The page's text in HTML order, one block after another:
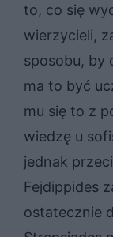
to, co się
wierzycieli,
sposobu, by
ma to być
mu się to z
wiedzę u
jednak
Fejdippides
ostatecznie